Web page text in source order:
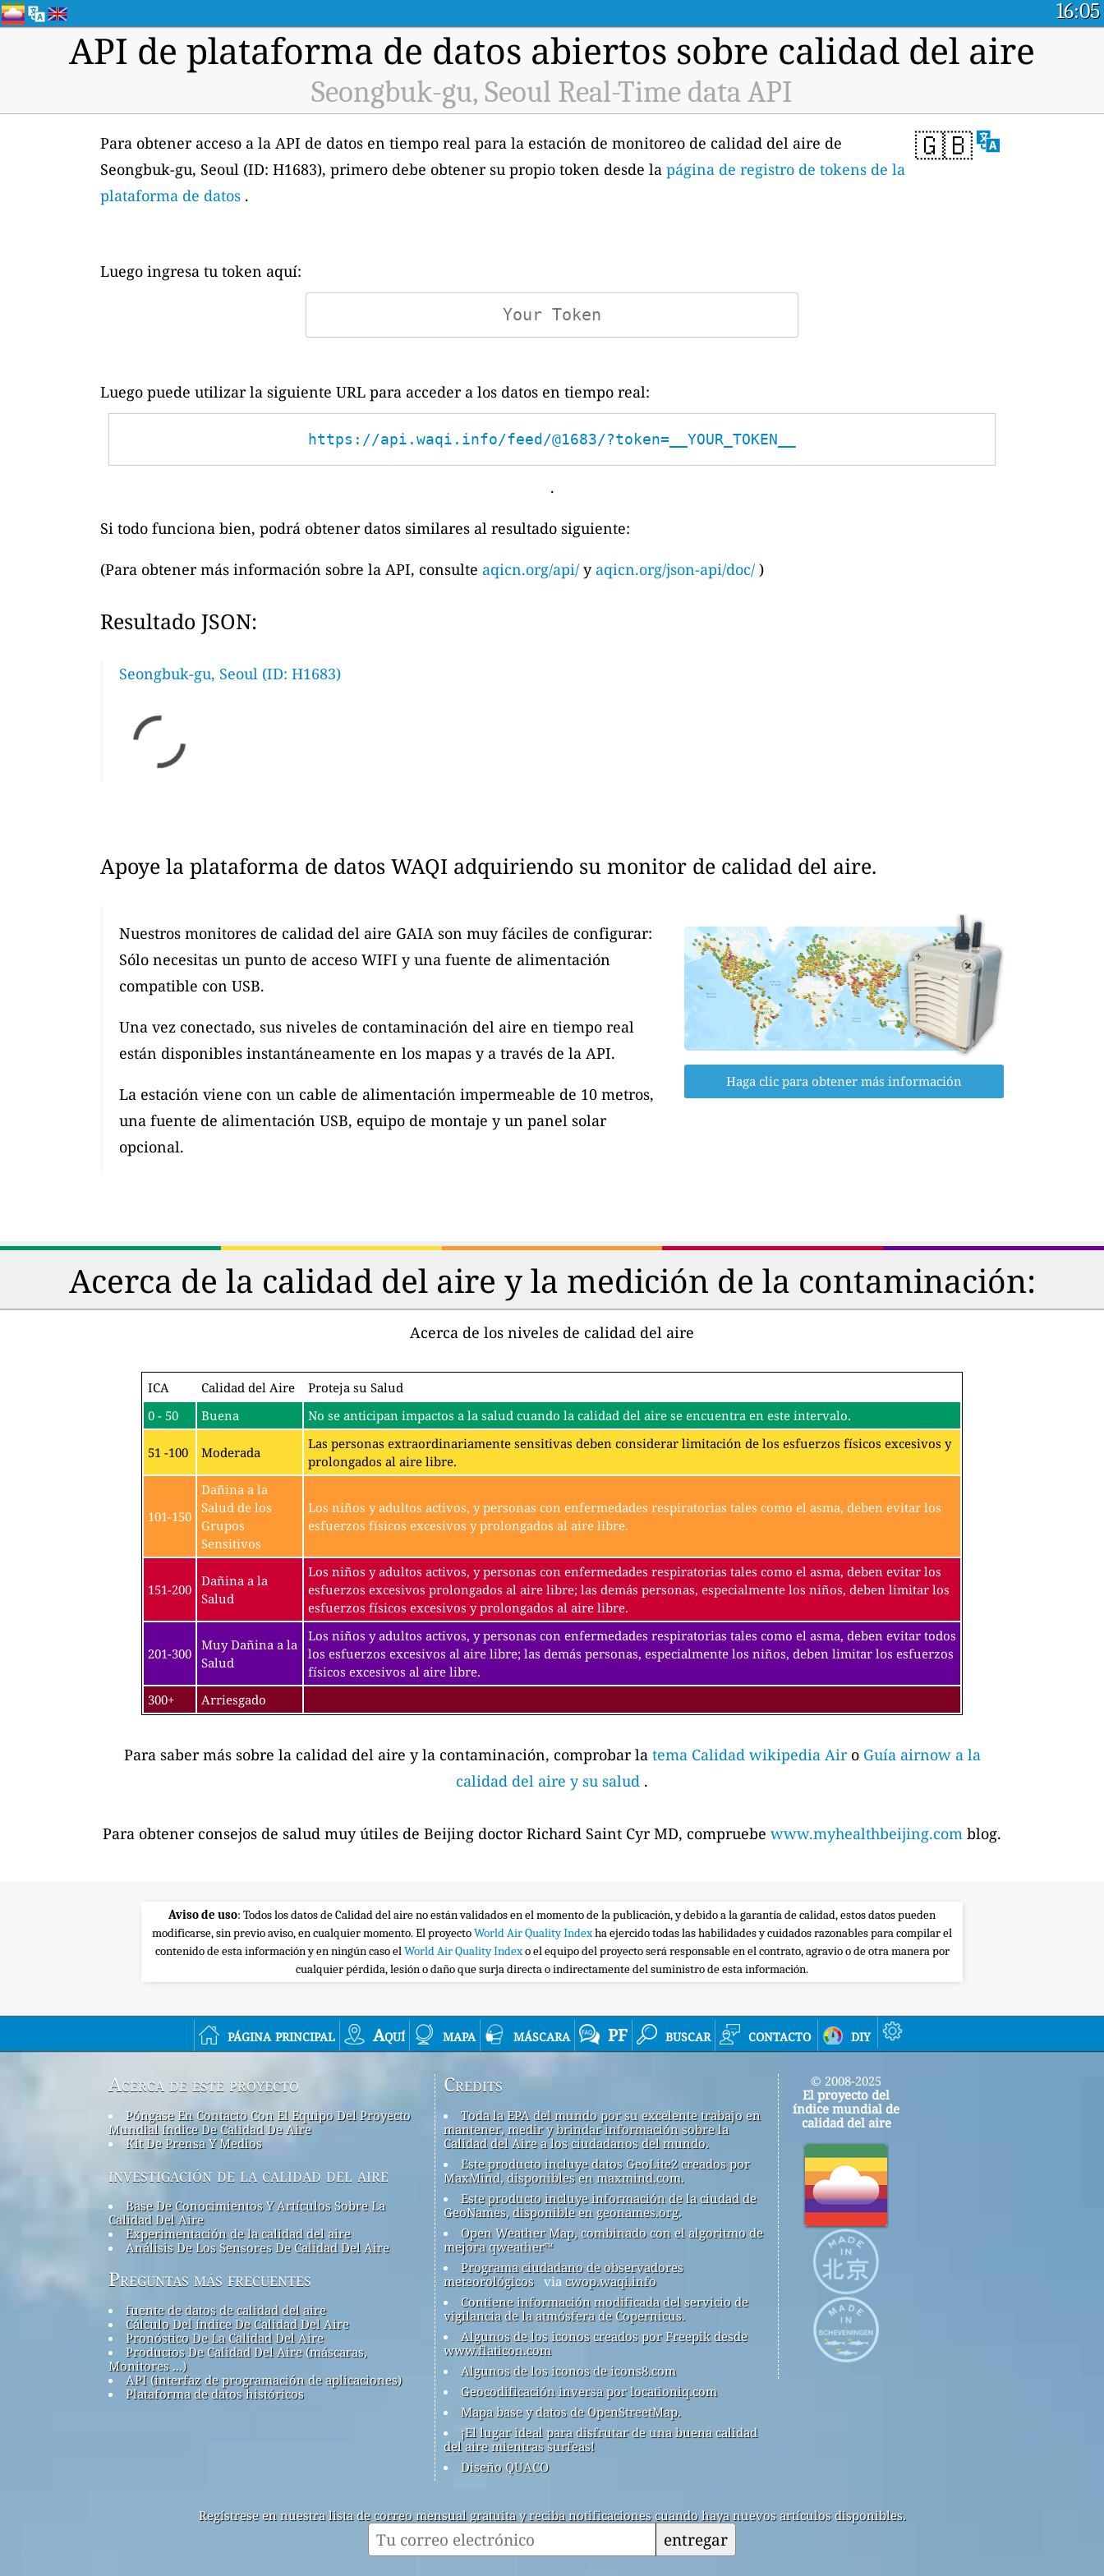
16:05
API de plataforma de datos abiertos sobre calidad del aire
Seongbuk-gu, Seoul Real-Time data API
🇬🇧
Para obtener acceso a la API de datos en tiempo real para la estación de monitoreo de calidad del aire de
Seongbuk-gu, Seoul (ID: H1683), primero debe obtener su propio token desde la página de registro de tokens de la
plataforma de datos .
Luego ingresa tu token aquí:
Luego puede utilizar la siguiente URL para acceder a los datos en tiempo real:
https://api.waqi.info/feed/@1683/?token=__YOUR_TOKEN__
.
Si todo funciona bien, podrá obtener datos similares al resultado siguiente:
(Para obtener más información sobre la API, consulte aqicn.org/api/ y aqicn.org/json-api/doc/ )
Resultado JSON:
Seongbuk-gu, Seoul (ID: H1683)
Apoye la plataforma de datos WAQI adquiriendo su monitor de calidad del aire.
Nuestros monitores de calidad del aire GAIA son muy fáciles de configurar:
Sólo necesitas un punto de acceso WIFI y una fuente de alimentación
compatible con USB.
Una vez conectado, sus niveles de contaminación del aire en tiempo real
están disponibles instantáneamente en los mapas y a través de la API.
La estación viene con un cable de alimentación impermeable de 10 metros,
una fuente de alimentación USB, equipo de montaje y un panel solar
opcional.
Haga clic para obtener más información
Acerca de la calidad del aire y la medición de la contaminación:
Acerca de los niveles de calidad del aire
ICA Calidad del Aire
Proteja su Salud
0 - 50
Buena No se anticipan impactos a la salud cuando la calidad del aire se encuentra en este intervalo.
51 -100 Moderada
Las personas extraordinariamente sensitivas deben considerar limitación de los esfuerzos físicos excesivos y
prolongados al aire libre.
101-150
Dañina a la
Salud de los
Grupos
Sensitivos
Los niños y adultos activos, y personas con enfermedades respiratorias tales como el asma, deben evitar los
esfuerzos físicos excesivos y prolongados al aire libre.
151-200
Dañina a la
Salud
Los niños y adultos activos, y personas con enfermedades respiratorias tales como el asma, deben evitar los
esfuerzos excesivos prolongados al aire libre; las demás personas, especialmente los niños, deben limitar los
esfuerzos físicos excesivos y prolongados al aire libre.
201-300
Muy Dañina a la
Salud
Los niños y adultos activos, y personas con enfermedades respiratorias tales como el asma, deben evitar todos
los esfuerzos excesivos al aire libre; las demás personas, especialmente los niños, deben limitar los esfuerzos
físicos excesivos al aire libre.
300+
Arriesgado
Para saber más sobre la calidad del aire y la contaminación, comprobar la tema Calidad wikipedia Air o Guía airnow a la
calidad del aire y su salud .
Para obtener consejos de salud muy útiles de Beijing doctor Richard Saint Cyr MD, compruebe www.myhealthbeijing.com blog.
Aviso de uso: Todos los datos de Calidad del aire no están validados en el momento de la publicación, y debido a la garantía de calidad, estos datos pueden
modificarse, sin previo aviso, en cualquier momento. El proyectoWorld Air Quality Indexha ejercido todas las habilidades y cuidados razonables para compilar el
contenido de esta información y en ningún caso elWorld Air Quality Indexo el equipo del proyecto será responsable en el contrato, agravio o de otra manera por
cualquier pérdida, lesión o daño que surja directa o indirectamente del suministro de esta información.
página principal Aquí mapa máscara PF buscar contacto diy
Acerca de este proyecto
Póngase En Contacto Con El Equipo Del Proyecto
Mundial índice De Calidad De Aire
Kit De Prensa Y Medios
investigación de la calidad del aire
Base De Conocimientos Y Artículos Sobre La
Calidad Del Aire
Experimentación de la calidad del aire
Análisis De Los Sensores De Calidad Del Aire
Preguntas más frecuentes
fuente de datos de calidad del aire
Cálculo Del índice De Calidad Del Aire
Pronóstico De La Calidad Del Aire
Productos De Calidad Del Aire (máscaras,
Monitores ...)
API (interfaz de programación de aplicaciones)
Plataforma de datos históricos
Credits
Toda la EPA del mundo por su excelente trabajo en
mantener, medir y brindar información sobre la
Calidad del Aire a los ciudadanos del mundo.
Este producto incluye datos GeoLite2 creados por
MaxMind, disponibles en maxmind.com.
Este producto incluye información de la ciudad de
GeoNames, disponible en geonames.org.
Open Weather Map, combinado con el algoritmo de
mejora qweather™
Programa ciudadano de observadores
meteorológicos via cwop.waqi.info
Contiene información modificada del servicio de
vigilancia de la atmósfera de Copernicus.
Algunos de los iconos creados por Freepik desde
www.flaticon.com
Algunos de los iconos de icons8.com
Geocodificación inversa por locationiq.com
Mapa base y datos de OpenStreetMap.
¡El lugar ideal para disfrutar de una buena calidad
del aire mientras surfeas!
Diseño QUACO
© 2008-2025
El proyecto del
índice mundial de
calidad del aire
Regístrese en nuestra lista de correo mensual gratuita y reciba notificaciones cuando haya nuevos artículos disponibles.
entregar